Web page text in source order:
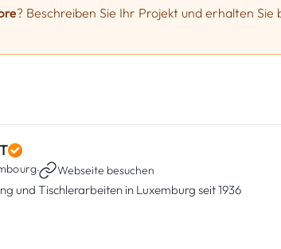
? Beschreiben Sie Ihr Projekt und erhalten Sie
· Webseite besuchen
und Tischlerarbeiten in Luxemburg seit 1936